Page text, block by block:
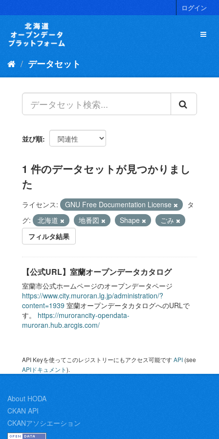
キ
ログイン
データセット
並び順
1 件のデータセットが見つかりまし
た
ライセンス: GNU Free Documentation License
タ
グ:
北海道 地番図 Shape
ごみ
フィルタ結果
【公式URL】室蘭オープンデータカタログ
室蘭市公式ホームページのオープンデータページ
https://www.city.muroran.lg.jp/administration/?
content=1939 室蘭オープンデータカタログへのURLで
す。 https://murorancity-opendata-
muroran.hub.arcgis.com/
API Keyを使ってこのレジストリーにもアクセス可能ですAPI (see
APIドキュメント).
About HODA
CKAN API
CKANアソシエーション